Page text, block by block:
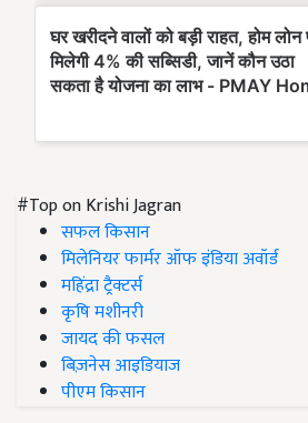
#Top on Krishi Jagran
सफल किसान
मिलेनियर फार्मर ऑफ इंडिया अवॉर्ड
महिंद्रा ट्रैक्टर्स
कृषि मशीनरी
जायद की फसल
बिज़नेस आइडियाज
पीएम किसान